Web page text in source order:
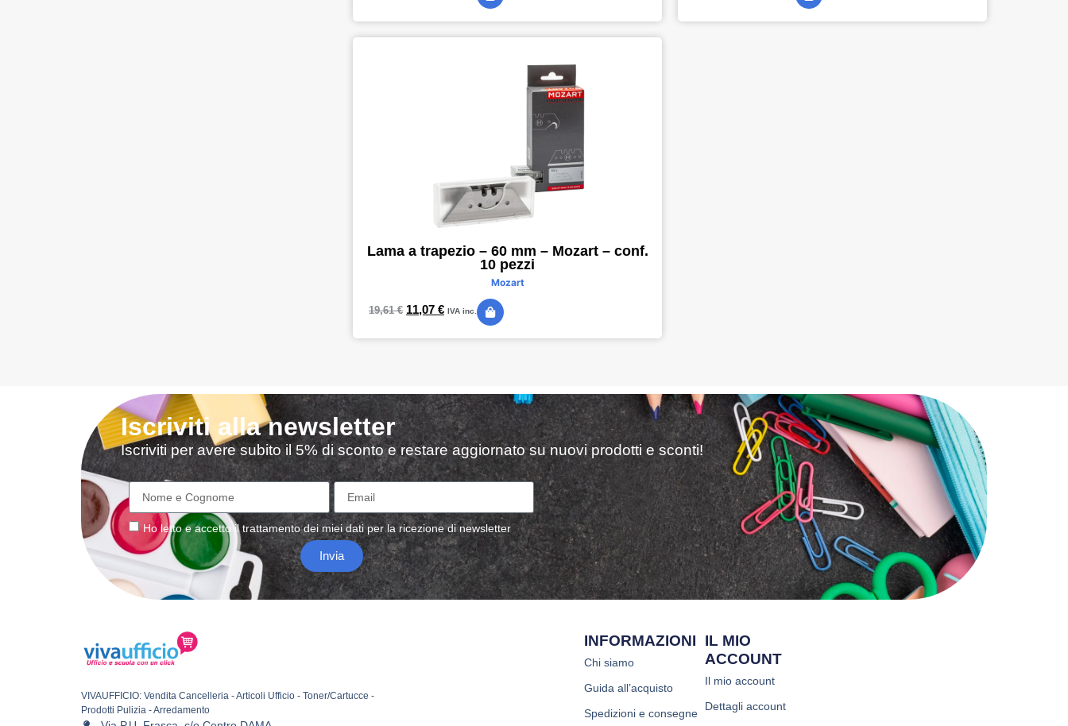
Lama a trapezio – 60 mm – Mozart – conf.
10 pezzi
Mozart
19,61€ 11,07 € IVA inc.
Iscriviti alla newsletter
Iscriviti per avere subito il 5% di sconto e restare aggiornato su nuovi prodotti e sconti!
Ho letto e accetto iltrattamentodei miei dati per la ricezione di newsletter
Invia
VIVAUFFICIO: Vendita Cancelleria - Articoli Ufficio - Toner/Cartucce -
Prodotti Pulizia - Arredamento
INFORMAZIONI
Chi siamo
Guida all’acquisto
Spedizioni e consegne
IL MIO
ACCOUNT
Il mio account
Dettagli account